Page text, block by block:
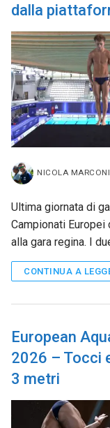
dalla
NICOLA MARCONI
Ultima giornata di
Campionati
alla gara regina. I
CONTINUA A
European
2026 – Tocci
3 metri